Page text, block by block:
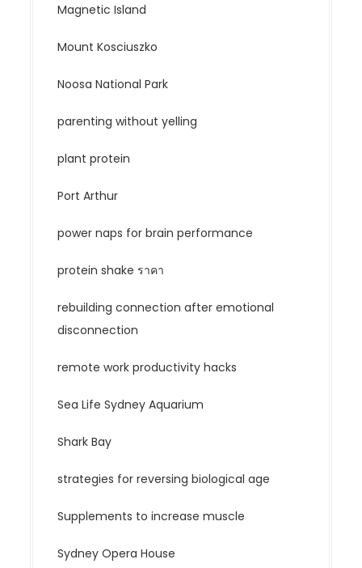
Magnetic Island
Mount Kosciuszko
Noosa National Park
parenting without yelling
plant protein
Port Arthur
power naps for brain performance
protein shake ราคา
rebuilding connection after emotional
disconnection
remote work productivity hacks
Sea Life Sydney Aquarium
Shark Bay
strategies for reversing biological age
Supplements to increase muscle
Sydney Opera House